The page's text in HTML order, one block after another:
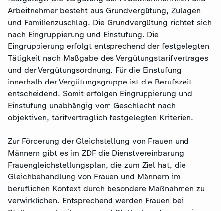
Arbeitnehmer besteht aus Grundvergütung, Zulagen
und Familienzuschlag. Die Grundvergütung richtet sich
nach Eingruppierung und Einstufung. Die
Eingruppierung erfolgt entsprechend der festgelegten
Tätigkeit nach Maßgabe des Vergütungstarifvertrages
und der Vergütungsordnung. Für die Einstufung
innerhalb der Vergütungsgruppe ist die Berufszeit
entscheidend. Somit erfolgen Eingruppierung und
Einstufung unabhängig vom Geschlecht nach
objektiven, tarifvertraglich festgelegten Kriterien.
Zur Förderung der Gleichstellung von Frauen und
Männern gibt es im ZDF die Dienstvereinbarung
Frauengleichstellungsplan, die zum Ziel hat, die
Gleichbehandlung von Frauen und Männern im
beruflichen Kontext durch besondere Maßnahmen zu
verwirklichen. Entsprechend werden Frauen bei